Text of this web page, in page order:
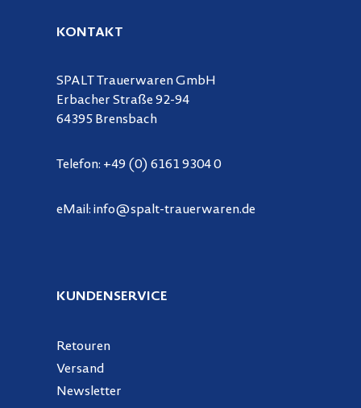
KONTAKT
SPALT Trauerwaren GmbH
Erbacher Straße 92-94
64395 Brensbach
Telefon: +49 (0) 6161 9304 0
eMail: info@spalt-trauerwaren.de
KUNDENSERVICE
Retouren
Versand
Newsletter